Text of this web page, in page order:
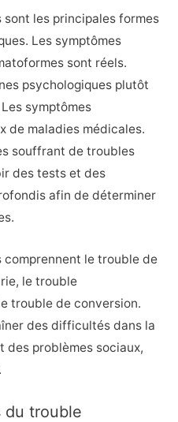
les principales formes
Les symptômes
sont réels.
psychologiques plutôt
symptômes
de maladies médicales.
souffrant de troubles
des tests et des
afin de déterminer
le trouble de
le trouble
trouble de conversion.
des difficultés dans la
des problèmes sociaux,
du trouble